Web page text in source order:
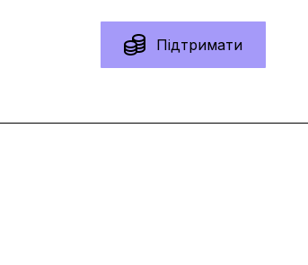
Підтримати